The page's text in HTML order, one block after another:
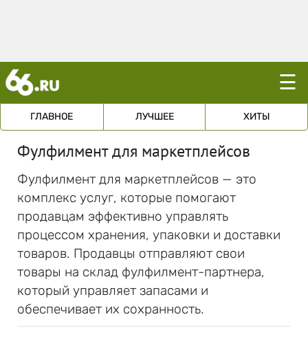
☰
ГЛАВНОЕ ЛУЧШЕЕ ХИТЫ
Фулфилмент для маркетплейсов
Фулфилмент для маркетплейсов — это
комплекс услуг, которые помогают
продавцам эффективно управлять
процессом хранения, упаковки и доставки
товаров. Продавцы отправляют свои
товары на склад фулфилмент-партнера,
который управляет запасами и
обеспечивает их сохранность.